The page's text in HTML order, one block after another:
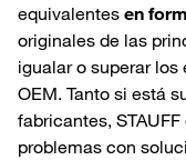
equivalentes en
originales de las
igualar o superar
OEM. Tanto si está
fabricantes,
problemas con